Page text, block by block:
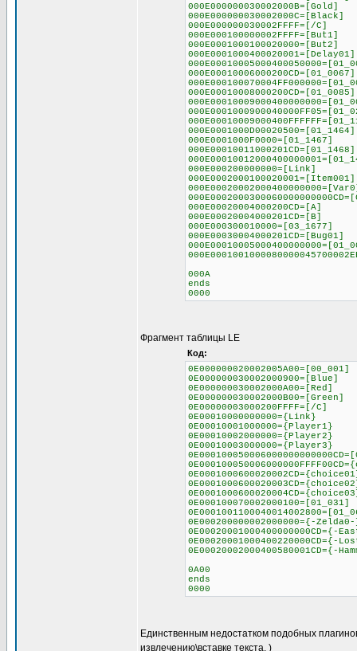
000E000000030002000B=[Gold]
000E000000030002000C=[Black]
000E000000030002FFFF=[/C]
000E000100000002FFFF=[But1]
000E0001000100020000=[But2]
000E0001000400020001=[Delay01]
000E00010006000200CD=[01_0067]
000E00010008000200CD=[01_0085]
000E0001000D00020500=[01_1464]
000E0001000F0000=[01_1467]
000E00010011000201CD=[01_1468]
000E000200000000=[Link]
000E0002000100020001=[Item001]
000E00020004000200CD=[A]
000E00020004000201CD=[B]
000E000300010000=[03_1677]
000E00030004000201CD=[Bug01]
000A
ends
0000
Фрагмент таблицы LE
Код:
0E000000020002005A00=[00_001]
0E000000030002000900=[Blue]
0E000000030002000A00=[Red]
0E000000030002000B00=[Green]
0E00000003000200FFFF=[/C]
0E00010000000000={Link}
0E00010001000000={Player1}
0E00010002000000={Player2}
0E00010003000000={Player3}
0E000100070002000100=[01_031]
0E000200000002000000={-
0E00020001000400000000CD={-
0E00020001000400220000CD={-
0E00020002000400580001CD={-
0A00
ends
0000
Единственным недостатком подобных
извлечению\вставке текста. )